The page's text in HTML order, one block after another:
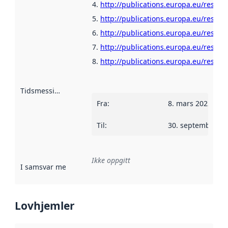
http://publications.europa.eu/
http://publications.europa.eu/
http://publications.europa.eu/
http://publications.europa.eu/
http://publications.europa.eu/
Tidsmessig avgrensning
Fra: 8. mars 2022
Til: 30. september
I samsvar med Referanse til en implementasjonsregel
Ikke oppgitt
Lovhjemler